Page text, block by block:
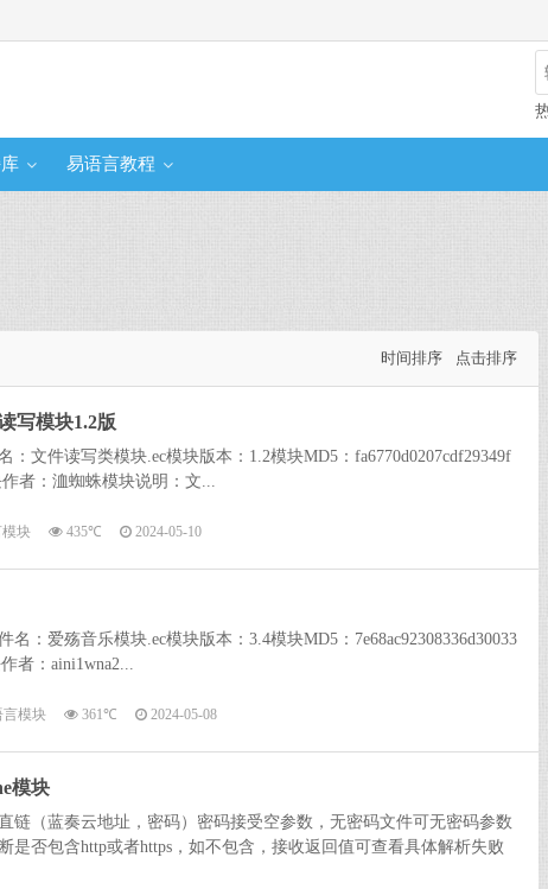
易语言教程
时间排序 点击排序
写模块1.2版
文件读写类模块.ec模块版本：1.2模块MD5：fa6770d0207cdf29349f
作者：洫蜘蛛模块说明：文...
块 435℃ 2024-05-10
：爱殇音乐模块.ec模块版本：3.4模块MD5：7e68ac92308336d30033
者：aini1wna2...
言模块 361℃ 2024-05-08
模块
链（蓝奏云地址，密码）密码接受空参数，无密码文件可无密码参数
是否包含http或者https，如不包含，接收返回值可查看具体解析失败